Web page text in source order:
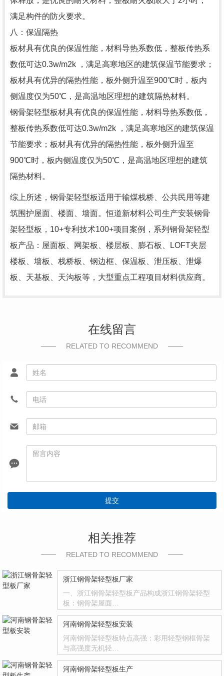
满足构件的防火要求。
八：保温隔热
板材具有优良的保温性能，材料导热系数低，整板传热系
数低可达0.3w/m2k ，满足高寒地区的建筑保温节能要求；
板材具有优异的隔热性能，板外侧升温至900℃时，板内
侧温度仅为50℃，是高温地区理想的建筑隔热材料。
钢骨架轻型板材具有优良的保温性能，材料导热系数低，
整板传热系数低可达0.3w/m2k ，满足高寒地区的建筑保温
节能要求；板材具有优异的隔热性能，板外侧升温至
900℃时，板内侧温度仅为50℃，是高温地区理想的建筑
隔热材料。
综上所述， 钢骨架轻型板适用于输煤栈桥、公共民用等建
筑围护屋面、楼面、墙面。恒道新材料公司生产安装钢骨
架轻型板，10+专利技术100+项目案例，系列钢骨架轻型
板产品：屋面板、网架板、楼层板、膨石板、LOFT夹层
楼板、墙板、栈桥板、钢边框、保温板、泄压板、泄爆
板、天基板、天沟板等，大型重点工程项目材料供应商。
在线留言
RELATED TO RECOMMEND
提交
相关推荐
RELATED TO RECOMMEND
浙江钢骨架轻型板厂家
一、浙江钢骨架轻型板产品构成浙江钢骨架轻型
板：钢骨架屋面…
河南钢骨架轻型板安装
河南钢骨架轻型板特点高强：彩用轻型钢框骨架
与高强度无机轻…
河南钢骨架轻型板生产